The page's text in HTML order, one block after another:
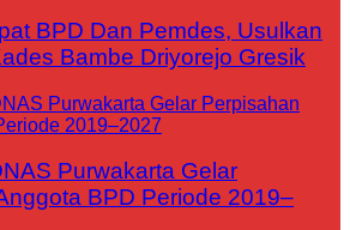
BPD Dan Pemdes, Usulkan
Bambe Driyorejo Gresik
Purwakarta Gelar
BPD Periode 2019–